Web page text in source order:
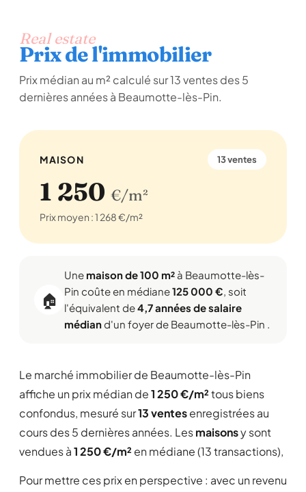
Real estate
Prix de l'immobilier
Prix médian au m² calculé sur 13 ventes des 5
dernières années à Beaumotte-lès-Pin.
MAISON 13 ventes
1 250 €/m²
Prix moyen : 1 268 €/m²
🏠
Une maison de 100 m² à Beaumotte-lès-
Pin coûte en médiane125 000 €, soit
l'équivalent de4,7 années de salaire
médiand'un foyer de Beaumotte-lès-Pin .
Le marché immobilier de Beaumotte-lès-Pin
affiche un prix médian de1 250 €/m²tous biens
confondus, mesuré sur13 ventesenregistrées au
cours des 5 dernières années. Lesmaisonsy sont
vendues à1 250 €/m² en médiane (13 transactions),
Pour mettre ces prix en perspective : avec un revenu